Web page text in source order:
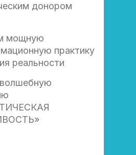
донором
мощную
практику
реальности